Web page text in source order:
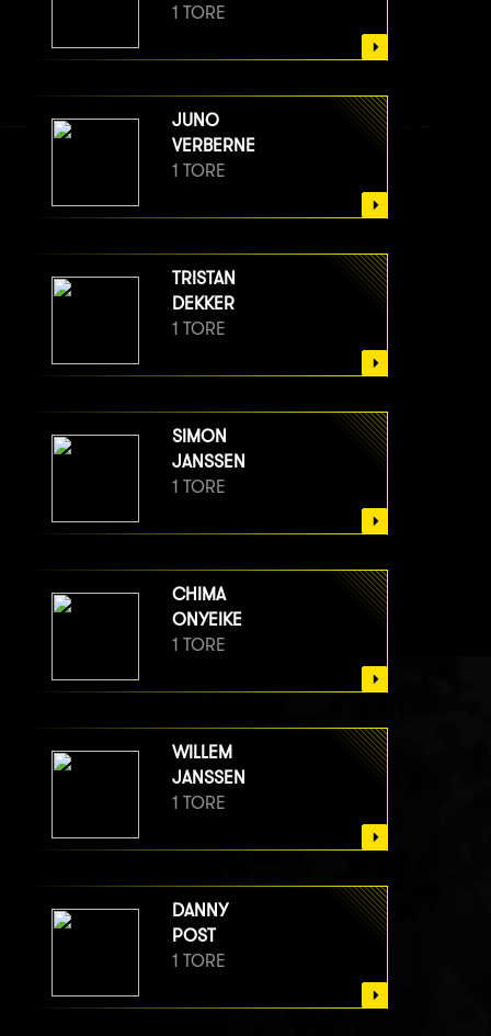
1 TORE
JUNO
VERBERNE
1 TORE
TRISTAN
DEKKER
1 TORE
SIMON
JANSSEN
1 TORE
CHIMA
ONYEIKE
1 TORE
WILLEM
JANSSEN
1 TORE
DANNY
POST
1 TORE